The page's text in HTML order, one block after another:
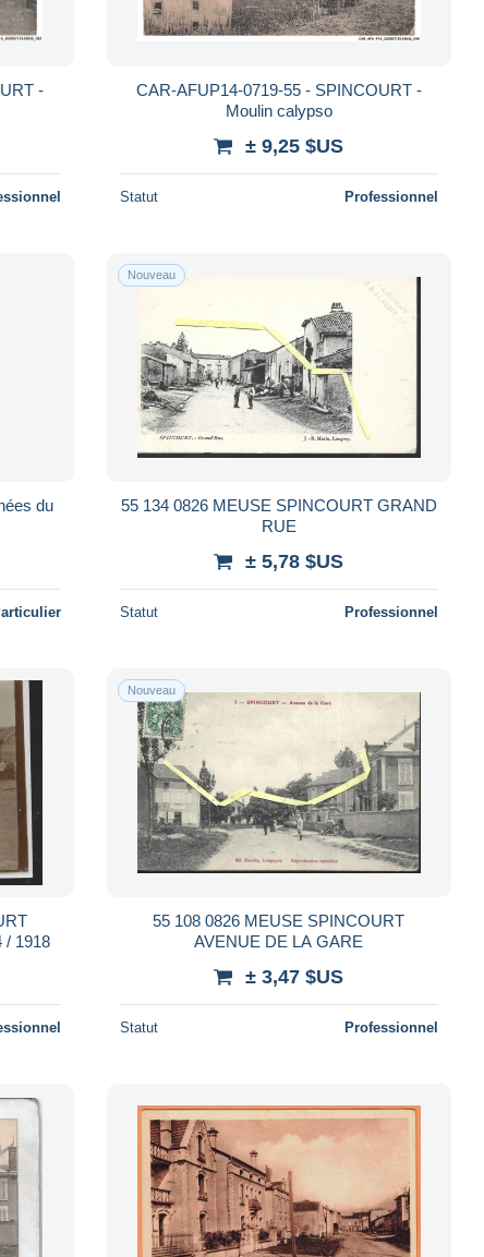
-
CAR-AFUP14-0719-55 - SPINCOURT -
Moulin calypso
± 9,25 $US
Statut Professionnel
Nouveau
55 134 0826 MEUSE SPINCOURT GRAND
RUE
± 5,78 $US
Statut Professionnel
/ 1918
Nouveau
55 108 0826 MEUSE SPINCOURT
AVENUE DE LA GARE
± 3,47 $US
Statut Professionnel